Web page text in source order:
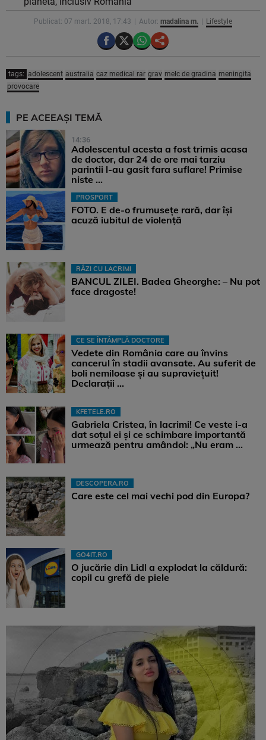
Publicat: 07 mart. 2018, 17:43 Autor: madalina m. Lifestyle
tags: adolescent australia caz medical rar grav melc de gradina meningita
provocare
PE ACEEAȘI TEMĂ
14:36
Adolescentul acesta a fost trimis acasa
de doctor, dar 24 de ore mai tarziu
parintii l-au gasit fara suflare! Primise
niste ...
PROSPORT
FOTO. E de-o frumusețe rară, dar își
acuză iubitul de violență
RÂZI CU LACRIMI
BANCUL ZILEI. Badea Gheorghe: – Nu pot
face dragoste!
CE SE ÎNTÂMPLĂ DOCTORE
Vedete din România care au învins
cancerul în stadii avansate. Au suferit de
boli nemiloase şi au supravieţuit!
Declarații ...
KFETELE.RO
Gabriela Cristea, în lacrimi! Ce veste i-a
dat soțul ei și ce schimbare importantă
urmează pentru amândoi: „Nu eram ...
DESCOPERA.RO
Care este cel mai vechi pod din Europa?
GO4IT.RO
O jucărie din Lidl a explodat la căldură:
copil cu grefă de piele